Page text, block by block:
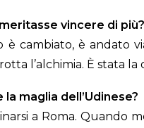
vincere di più?
è cambiato, è andato
rotta l’alchimia. È
maglia dell’Udinese?
a Roma. Quando